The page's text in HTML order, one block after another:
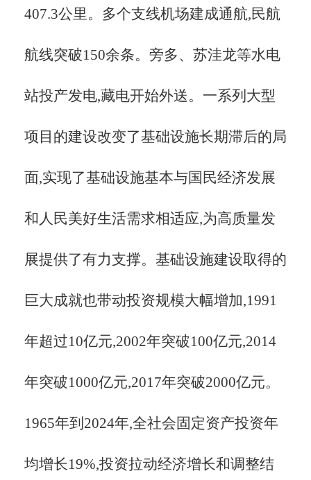
407.3公里。多个支线机场建成通航,民航
航线突破150余条。旁多、苏洼龙等水电
站投产发电,藏电开始外送。一系列大型
项目的建设改变了基础设施长期滞后的局
面,实现了基础设施基本与国民经济发展
和人民美好生活需求相适应,为高质量发
展提供了有力支撑。基础设施建设取得的
巨大成就也带动投资规模大幅增加,1991
年超过10亿元,2002年突破100亿元,2014
年突破1000亿元,2017年突破2000亿元。
1965年到2024年,全社会固定资产投资年
均增长19%,投资拉动经济增长和调整结